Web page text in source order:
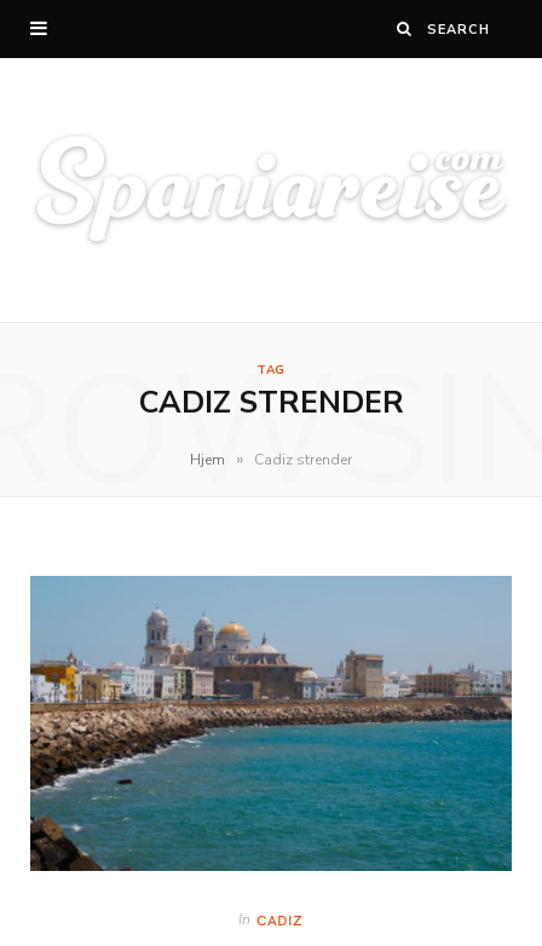
TAG
CADIZ STRENDER
Hjem » Cadiz strender
In CADIZ